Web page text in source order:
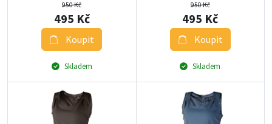
950 Kč
495 Kč
Koupit
Skladem
950 Kč
495 Kč
Koupit
Skladem